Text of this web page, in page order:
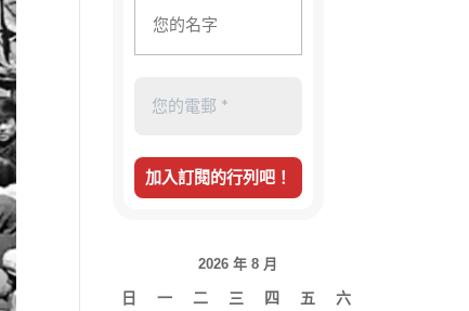
2026 年 8 月
日 一 二 三 四 五 六